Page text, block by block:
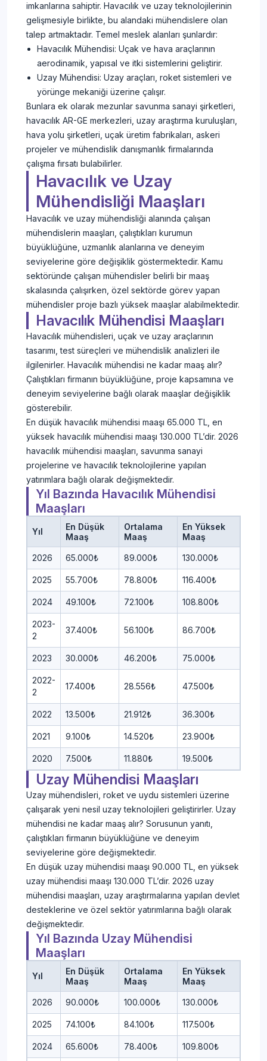
imkanlarına sahiptir. Havacılık ve uzay teknolojilerinin
gelişmesiyle birlikte, bu alandaki mühendislere olan
talep artmaktadır. Temel meslek alanları şunlardır:
Havacılık Mühendisi: Uçak ve hava araçlarının
aerodinamik, yapısal ve itki sistemlerini geliştirir.
Uzay Mühendisi: Uzay araçları, roket sistemleri ve
yörünge mekaniği üzerine çalışır.
Bunlara ek olarak mezunlar savunma sanayi şirketleri,
havacılık AR-GE merkezleri, uzay araştırma kuruluşları,
hava yolu şirketleri, uçak üretim fabrikaları, askeri
projeler ve mühendislik danışmanlık firmalarında
çalışma fırsatı bulabilirler.
Havacılık ve Uzay
Mühendisliği Maaşları
Havacılık ve uzay mühendisliği alanında çalışan
mühendislerin maaşları, çalıştıkları kurumun
büyüklüğüne, uzmanlık alanlarına ve deneyim
seviyelerine göre değişiklik göstermektedir. Kamu
sektöründe çalışan mühendisler belirli bir maaş
skalasında çalışırken, özel sektörde görev yapan
mühendisler proje bazlı yüksek maaşlar alabilmektedir.
Havacılık Mühendisi Maaşları
Havacılık mühendisleri, uçak ve uzay araçlarının
tasarımı, test süreçleri ve mühendislik analizleri ile
ilgilenirler. Havacılık mühendisi ne kadar maaş alır?
Çalıştıkları firmanın büyüklüğüne, proje kapsamına ve
deneyim seviyelerine bağlı olarak maaşlar değişiklik
gösterebilir.
En düşük havacılık mühendisi maaşı 65.000 TL, en
yüksek havacılık mühendisi maaşı 130.000 TL’dir. 2026
havacılık mühendisi maaşları, savunma sanayi
projelerine ve havacılık teknolojilerine yapılan
yatırımlara bağlı olarak değişmektedir.
Yıl Bazında Havacılık Mühendisi
Maaşları
Yıl
En Düşük
Maaş
Ortalama
Maaş
En Yüksek
Maaş
2026 65.000₺ 89.000₺ 130.000₺
2025 55.700₺ 78.800₺ 116.400₺
2024 49.100₺ 72.100₺ 108.800₺
2023-
2
37.400₺ 56.100₺ 86.700₺
2023 30.000₺ 46.200₺ 75.000₺
2022-
2
17.400₺ 28.556₺ 47.500₺
2022 13.500₺ 21.912₺ 36.300₺
2021 9.100₺ 14.520₺ 23.900₺
2020 7.500₺ 11.880₺ 19.500₺
Uzay Mühendisi Maaşları
Uzay mühendisleri, roket ve uydu sistemleri üzerine
çalışarak yeni nesil uzay teknolojileri geliştirirler. Uzay
mühendisi ne kadar maaş alır? Sorusunun yanıtı,
çalıştıkları firmanın büyüklüğüne ve deneyim
seviyelerine göre değişmektedir.
En düşük uzay mühendisi maaşı 90.000 TL, en yüksek
uzay mühendisi maaşı 130.000 TL’dir. 2026 uzay
mühendisi maaşları, uzay araştırmalarına yapılan devlet
desteklerine ve özel sektör yatırımlarına bağlı olarak
değişmektedir.
Yıl Bazında Uzay Mühendisi
Maaşları
Yıl
En Düşük
Maaş
Ortalama
Maaş
En Yüksek
Maaş
2026 90.000₺ 100.000₺ 130.000₺
2025 74.100₺ 84.100₺ 117.500₺
2024 65.600₺ 78.400₺ 109.800₺